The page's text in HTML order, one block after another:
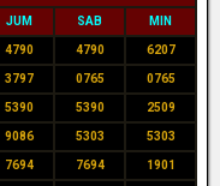
JUM SAB MIN
4790 4790 6207
3797 0765 0765
5390 5390 2509
9086 5303 5303
7694 7694 1901